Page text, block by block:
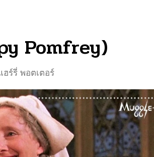
Pomfrey)
ฮร์รี่ พอตเตอร์